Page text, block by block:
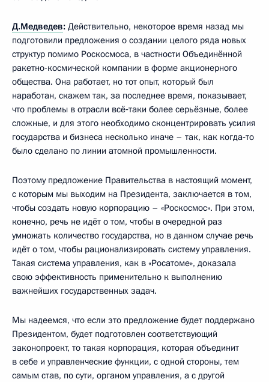
Д.Медведев: Действительно, некоторое время назад мы
подготовили предложения о создании целого ряда новых
структур помимо Роскосмоса, в частности Объединённой
ракетно-космической компании в форме акционерного
общества. Она работает, но тот опыт, который был
наработан, скажем так, за последнее время, показывает,
что проблемы в отрасли всё‑таки более серьёзные, более
сложные, и для этого необходимо сконцентрировать усилия
государства и бизнеса несколько иначе – так, как когда‑то
было сделано по линии атомной промышленности.
Поэтому предложение Правительства в настоящий момент,
с которым мы выходим на Президента, заключается в том,
чтобы создать новую корпорацию – «Роскосмос». При этом,
конечно, речь не идёт о том, чтобы в очередной раз
умножать количество государства, но в данном случае речь
идёт о том, чтобы рационализировать систему управления.
Такая система управления, как в «Росатоме», доказала
свою эффективность применительно к выполнению
важнейших государственных задач.
Мы надеемся, что если это предложение будет поддержано
Президентом, будет подготовлен соответствующий
законопроект, то такая корпорация, которая объединит
в себе и управленческие функции, с одной стороны, тем
самым став, по сути, органом управления, а с другой